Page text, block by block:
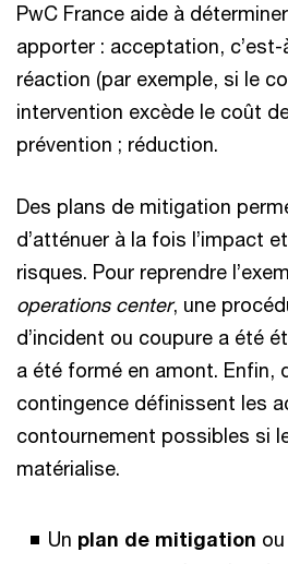
PwC France aide à
apporter : acceptation,
réaction (par exemple, si le
intervention excède le coût
prévention ; réduction.
Des plans de mitigation
d’atténuer à la fois l’impact
risques. Pour reprendre
operations center, une
d’incident ou coupure a été
a été formé en amont. Enfin,
contingence définissent les
contournement possibles si
matérialise.
Un plan de mitigation